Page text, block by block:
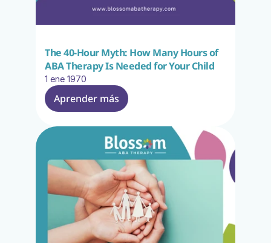
The 40-Hour Myth: How Many Hours of
ABA Therapy Is Needed for Your Child
1 ene 1970
Aprender más